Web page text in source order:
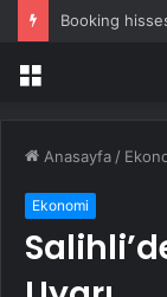
Booking
Menü
Anasayfa /
Ekonomi